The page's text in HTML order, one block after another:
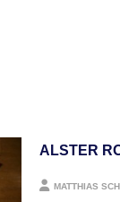
ALSTER
MATTHIAS